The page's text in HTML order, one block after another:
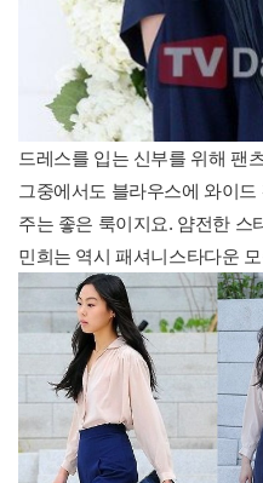
드레스를 입는 신부를 위해 팬
그중에서도 블라우스에 와이
주는 좋은 룩이지요. 얌전한 스
민희는 역시 패셔니스타다운